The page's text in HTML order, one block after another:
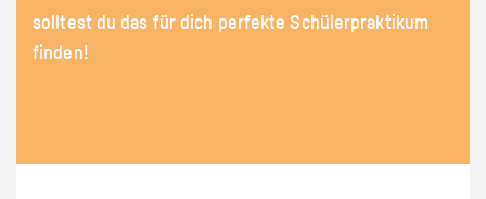
solltest du das für dich perfekte Schülerpraktikum
finden!